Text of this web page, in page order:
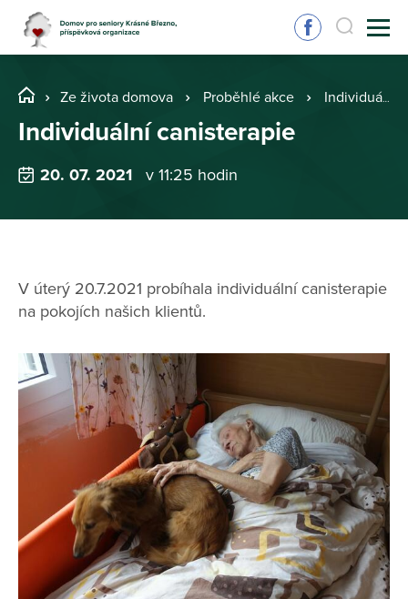
Ze života domova Proběhlé akce Individuální canisterapie
Individuální canisterapie
20. 07. 2021 v 11:25 hodin
V úterý 20.7.2021 probíhala individuální canisterapie
na pokojích našich klientů.